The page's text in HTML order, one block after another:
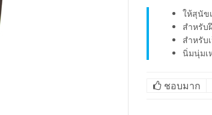
ให้สุนัข
สำหรับ
สำหรับ
นิ่มนุ่มเ
ชอบมาก